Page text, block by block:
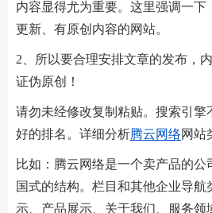
内容显得尤为重要。这里强调一下
更新、有原创内容的网站。
2、所以要合理安排文章的发布，
证伪原创！
请勿未经修改复制粘贴。搜索引擎
好的排名。详细分析腾云网络网站
比如：腾云网络是一个卖产品的公
国式的结构。栏目和其他企业导航
示、产品展示、关于我们、服务领